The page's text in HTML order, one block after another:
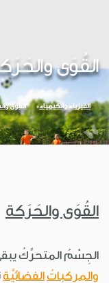
القُوَى
الفيزياء والكيمياء القوى
القُوَى والحَرَكة
الجِسْمُ المتحرِّكُ
والمركباتُالفضائيَّة